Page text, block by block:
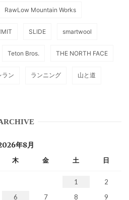
RawLow Mountain Works
SLIDE smartwool
Teton Bros. THE NORTH FACE
ラン ランニング 山と道
年8月
木 金 土 日
1
2
6 7 8 9